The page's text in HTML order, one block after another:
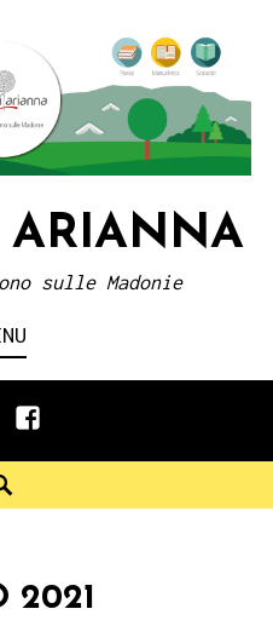
sulle Madonie
facebook
2021